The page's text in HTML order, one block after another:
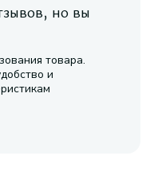
но вы
товара.
и